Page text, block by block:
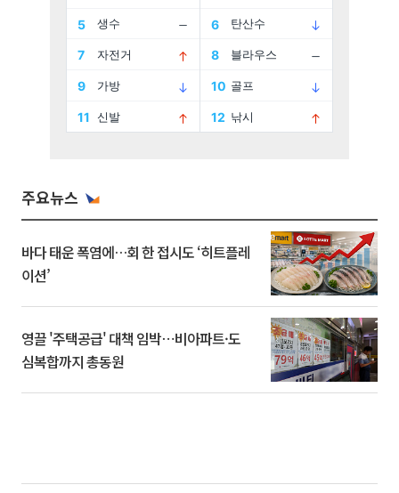
주요뉴스
바다 태운 폭염에…회 한 접시도 ‘히트플레
이션’
영끌 '주택공급' 대책 임박⋯비아파트·도
심복합까지 총동원